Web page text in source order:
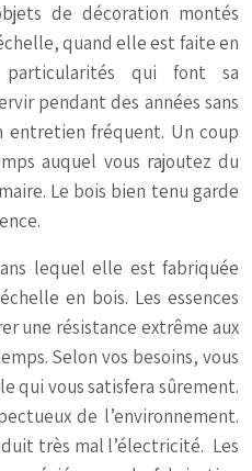
de décoration montés
quand elle est faite en
particularités qui font sa
pendant des années sans
entretien fréquent. Un coup
auquel vous rajoutez du
Le bois bien tenu garde
lequel elle est fabriquée
en bois. Les essences
une résistance extrême aux
Selon vos besoins, vous
qui vous satisfera sûrement.
de l’environnement.
très mal l’électricité. Les